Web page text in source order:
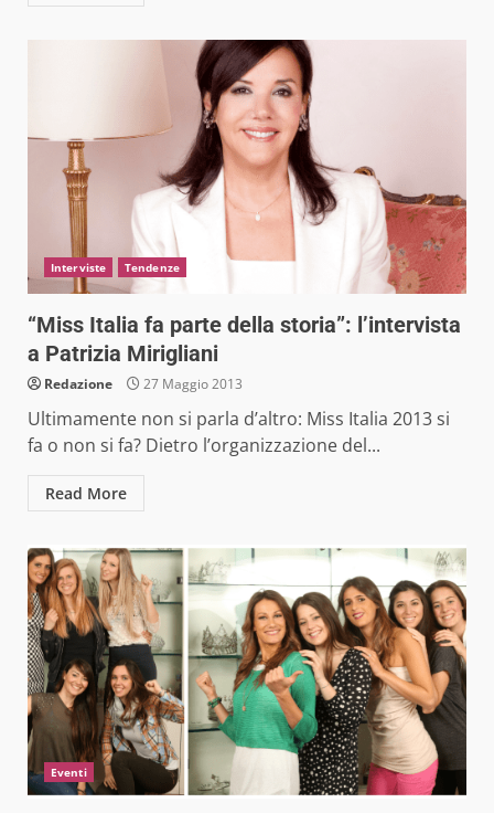
Interviste Tendenze
“Miss Italia fa parte della storia”: l’intervista
a Patrizia Mirigliani
Redazione 27 Maggio 2013
Ultimamente non si parla d’altro: Miss Italia 2013 si
fa o non si fa? Dietro l’organizzazione del...
Read More
Eventi